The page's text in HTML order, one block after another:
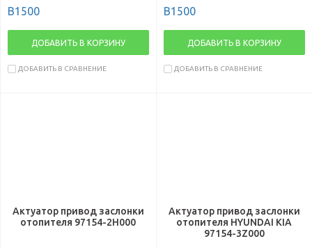
B1500
ДОБАВИТЬ В КОРЗИНУ
ДОБАВИТЬ В СРАВНЕНИЕ
B1500
ДОБАВИТЬ В КОРЗИНУ
ДОБАВИТЬ В СРАВНЕНИЕ
Актуатор привод заслонки
отопителя 97154-2H000
Актуатор привод заслонки
отопителя HYUNDAI KIA
97154-3Z000